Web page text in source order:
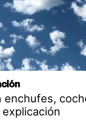
enchufes,